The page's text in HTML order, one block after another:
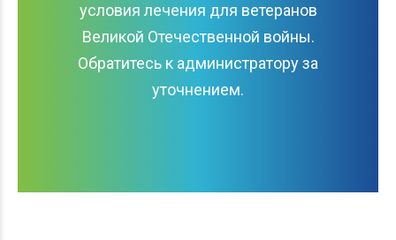
условия лечения для ветеранов
Великой Отечественной войны.
Обратитесь к администратору за
уточнением.